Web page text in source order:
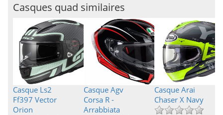
Casques quad similaires
Casque Ls2
Ff397 Vector
Orion
Casque Agv
Corsa R -
Arrabbiata
Casque Arai
Chaser X Navy